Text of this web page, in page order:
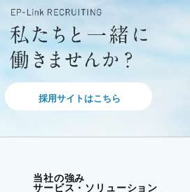
採用サイトはこちら
当社の強み
サービス・ソリューション